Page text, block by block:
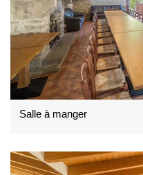
Salle à manger